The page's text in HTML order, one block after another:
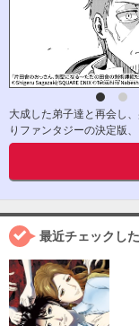
大成した弟子達と再会し
りファンタジーの決定版
最近チェックし